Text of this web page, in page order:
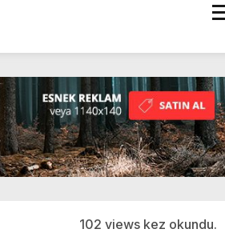
SGK
102 views kez okundu.